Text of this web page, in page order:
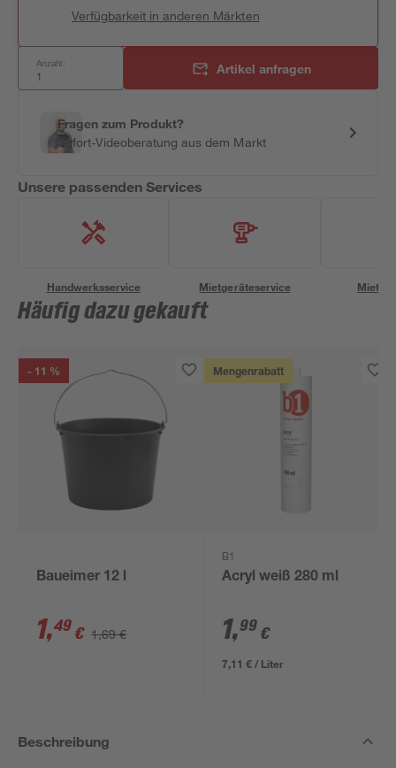
Verfügbarkeit in anderen Märkten
Anzahl: Artikel anfragen
Fragen zum Produkt?
Sofort-Videoberatung aus dem Markt
Unsere passenden Services
Handwerksservice Mietgeräteservice
Häufig dazu gekauft
- 11 %
Baueimer 12 l
1,49 € 1,69 €
Mengenrabatt
B1
Acryl weiß 280 ml
1,99 €
7,11 € / Liter
Beschreibung